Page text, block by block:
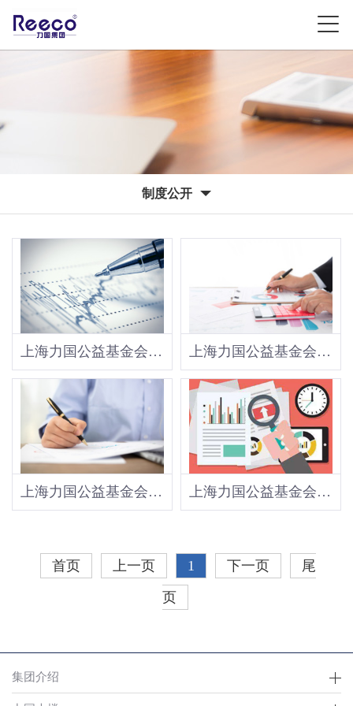
制度公开
上海力国公益基金会财务管理办法 上海力国公益基金会会计制度
上海力国公益基金会信息公布办法 上海力国公益基金会章程
首页 上一页 1 下一页
尾
页
集团介绍